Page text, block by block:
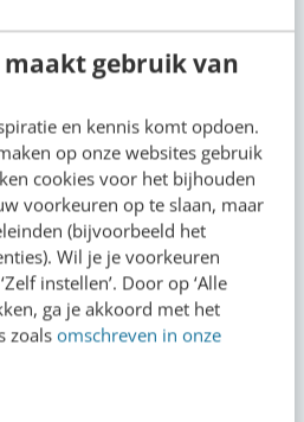
gebruik van
en kennis komt opdoen.
op onze websites gebruik
cookies voor het bijhouden
voorkeuren op te slaan, maar
(bijvoorbeeld het
Wil je je voorkeuren
instellen’. Door op ‘Alle
ga je akkoord met het
zoals omschreven in onze
positionering helder is? Doe
niet te duur, je biedt
pas als je iets te zeggen
min ·
overbodig?